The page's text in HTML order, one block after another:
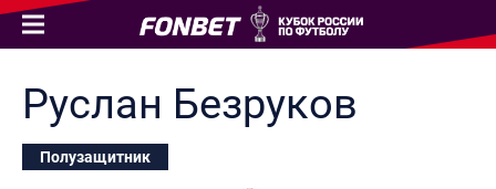
Руслан Безруков
Полузащитник